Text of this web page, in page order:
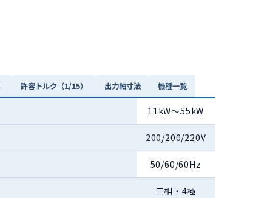
許容トルク（1/15） 出力軸寸法 機種一覧
11kW〜55kW
200/200/220V
50/60/60Hz
三相・4極